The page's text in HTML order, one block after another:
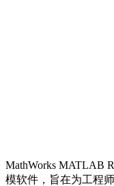
MathWorks MATLAB
模软件，旨在为工程